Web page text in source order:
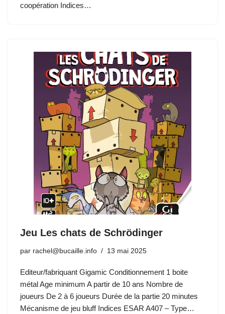
coopération Indices…
Jeu Les chats de Schrödinger
par rachel@bucaille.info 13 mai 2025
Editeur/fabriquant Gigamic Conditionnement 1 boite
métal Age minimum A partir de 10 ans Nombre de
joueurs De 2 à 6 joueurs Durée de la partie 20 minutes
Mécanisme de jeu bluff Indices ESAR A407 – Type…